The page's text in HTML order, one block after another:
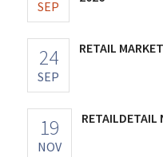
SEP
24
SEP
RETAIL
19
NOV
RETAILDETAIL